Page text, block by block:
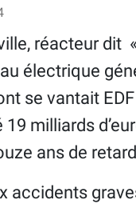
réacteur dit
électrique
se vantait
milliards
ans de
accidents